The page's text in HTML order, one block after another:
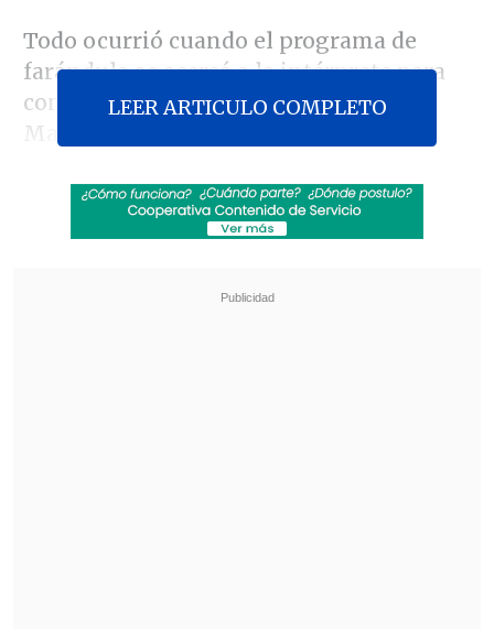
Todo ocurrió cuando el programa de
farándula se acercó a la intérprete para
consultarle por los dichos de Patricia
Maldonado sobre el gremio de actores.
Revisa también
Karol G incluirá colaboraciones con Bruno
LEER ARTICULO COMPLETO